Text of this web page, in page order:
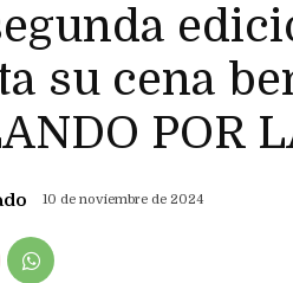
su cena
POR
10 de noviembre de 2024